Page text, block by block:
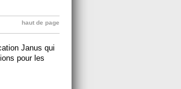
haut de page
Janus qui
pour les